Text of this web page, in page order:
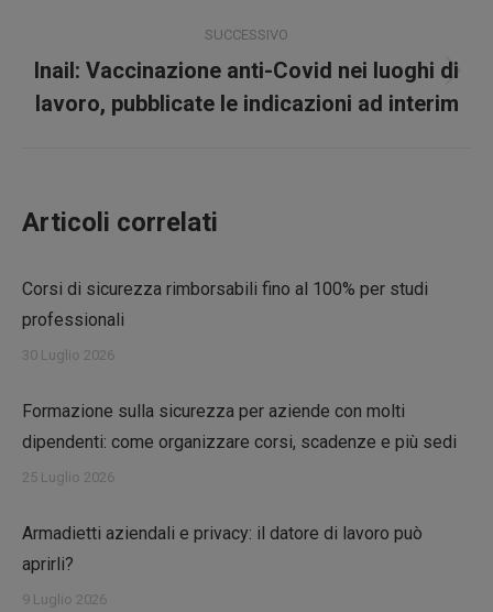
SUCCESSIVO
Prossimo
post:
Inail: Vaccinazione anti-Covid nei luoghi di
lavoro, pubblicate le indicazioni ad interim
Articoli correlati
Corsi di sicurezza rimborsabili fino al 100% per studi
professionali
30 Luglio 2026
Formazione sulla sicurezza per aziende con molti
dipendenti: come organizzare corsi, scadenze e più sedi
25 Luglio 2026
Armadietti aziendali e privacy: il datore di lavoro può
aprirli?
9 Luglio 2026